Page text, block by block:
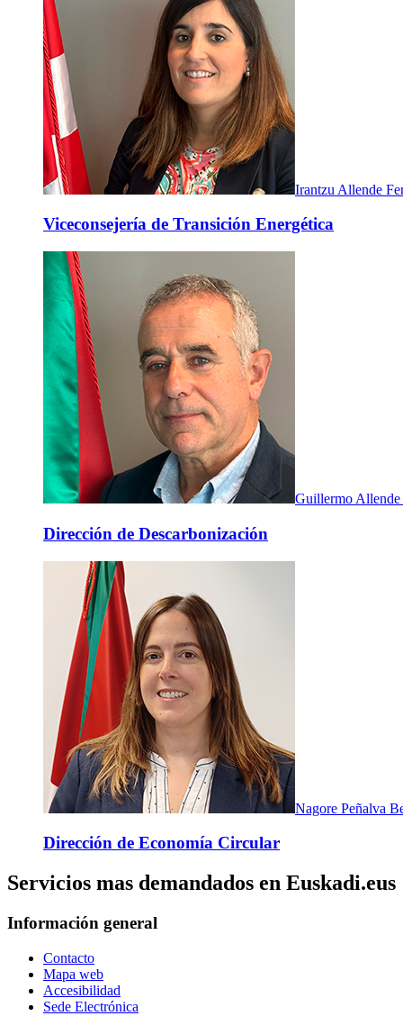
Irantzu Allende
Viceconsejería de Transición Energética
Guillermo
Dirección de Descarbonización
Nagore Peñalva
Dirección de Economía Circular
Servicios mas demandados en Euskadi.eus
Información general
Contacto
Mapa web
Accesibilidad
Sede Electrónica